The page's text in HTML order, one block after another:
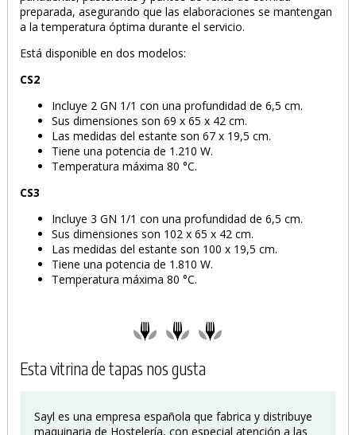
PRODUCTO AÑADIDO AL CARRITO
preparada, asegurando que las elaboraciones se mantengan
a la temperatura óptima durante el servicio.
Está disponible en dos modelos:
CS2
Incluye 2 GN 1/1 con una profundidad de 6,5 cm.
Sus dimensiones son 69 x 65 x 42 cm.
Las medidas del estante son 67 x 19,5 cm.
Tiene una potencia de 1.210 W.
Temperatura máxima 80 °C.
CS3
Incluye 3 GN 1/1 con una profundidad de 6,5 cm.
Sus dimensiones son 102 x 65 x 42 cm.
Las medidas del estante son 100 x 19,5 cm.
Tiene una potencia de 1.810 W.
Temperatura máxima 80 °C.
Esta vitrina de tapas nos gusta
Sayl es una empresa española que fabrica y distribuye
maquinaria de Hostelería, con especial atención a las